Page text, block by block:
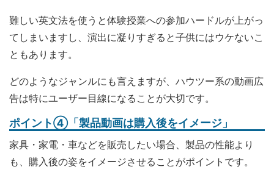
難しい英文法を使うと体験授業への参加ハードルが上がっ
てしまいますし、演出に凝りすぎると子供にはウケないこ
ともあります。
どのようなジャンルにも言えますが、ハウツー系の動画広
告は特にユーザー目線になることが大切です。
ポイント④「製品動画は購入後をイメージ」
家具・家電・車などを販売したい場合、製品の性能より
も、購入後の姿をイメージさせることがポイントです。